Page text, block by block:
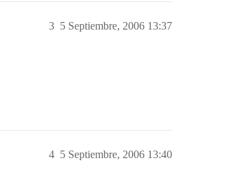
5 Septiembre, 2006 13:37
3
5 Septiembre, 2006 13:40
4